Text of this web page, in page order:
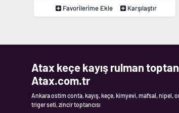
Favorilerime Ekle Karşılaştır
Atax keçe kayış rulman
Atax.com.tr
Ankara ostim conta, kayış, keçe, kimyevi, mafsal, nipel,
triger seti, zincir toptancısı